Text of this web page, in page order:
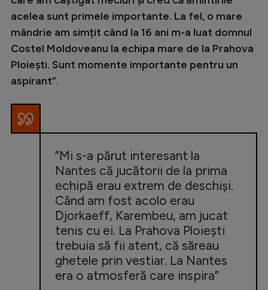
Creează cont
acelea sunt primele importante. La fel, o mare
mândrie am simțit când la 16 ani m-a luat domnul
Costel Moldoveanu la echipa mare de la Prahova
Ploiești. Sunt momente importante pentru un
aspirant”.
”Mi s-a părut interesant la
Nantes că jucătorii de la prima
echipă erau extrem de deschiși.
Când am fost acolo erau
Djorkaeff, Karembeu, am jucat
tenis cu ei. La Prahova Ploiești
trebuia să fii atent, că săreau
ghetele prin vestiar. La Nantes
era o atmosferă care inspira”